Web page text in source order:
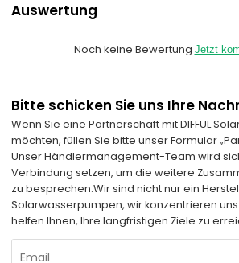
Auswertung
Noch keine Bewertung Jetzt
Bitte schicken Sie uns Ihre
Wenn Sie eine Partnerschaft mit DIFFUL
möchten, füllen Sie bitte unser Formular
Unser Händlermanagement-Team wird
Verbindung setzen, um die weitere
zu besprechen.Wir sind nicht nur ein
Solarwasserpumpen, wir konzentrieren
helfen Ihnen, Ihre langfristigen Ziele zu